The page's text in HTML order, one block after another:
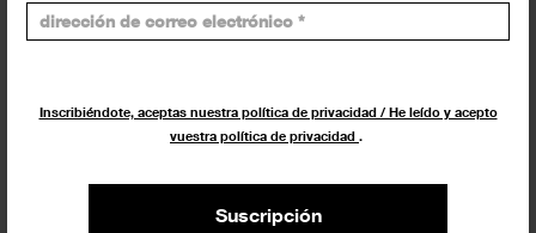
Inscribiéndote, aceptas nuestra política de privacidad / He leído y acepto
vuestra política de privacidad .
Suscripción
Buscar